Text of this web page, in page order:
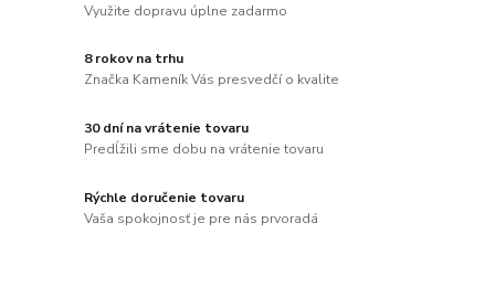
Využite dopravu úplne zadarmo
8 rokov na trhu
Značka Kameník Vás presvedčí o kvalite
30 dní na vrátenie tovaru
Predĺžili sme dobu na vrátenie tovaru
Rýchle doručenie tovaru
Vaša spokojnosť je pre nás prvoradá